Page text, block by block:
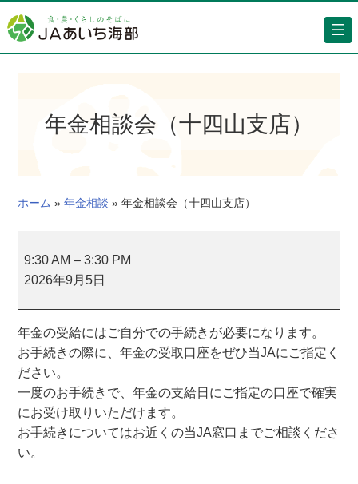
容
を
年金相談会（十四山支店）
ホーム » 年金相談 » 年金相談会（十四山支店）
金
相
（
十
四
支
店
）
9:30 AM –3:30 PM
2026年9月5日
年金の受給にはご自分での手続きが必要になります。
お手続きの際に、年金の受取口座をぜひ当JAにご指定く
ださい。
一度のお手続きで、年金の支給日にご指定の口座で確実
にお受け取りいただけます。
お手続きについてはお近くの当JA窓口までご相談くださ
い。